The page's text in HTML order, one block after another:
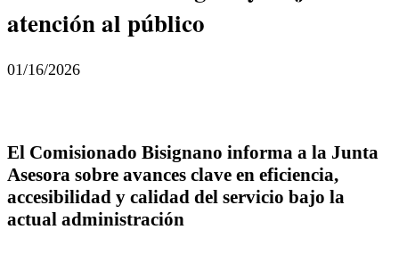
atención al público
01/16/2026
El Comisionado Bisignano informa a la Junta
Asesora sobre avances clave en eficiencia,
accesibilidad y calidad del servicio bajo la
actual administración